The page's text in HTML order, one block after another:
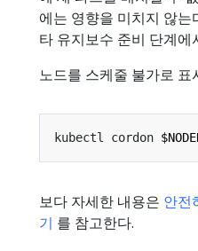
에는 영향을 미치지 않는
타 유지보수 준비 단계에
노드를 스케줄 불가로
kubectl cordon
보다 자세한 내용은 안전
기 를 참고한다.